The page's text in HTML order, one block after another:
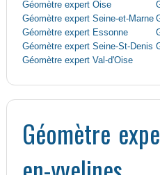
Géomètre expert Oise
Géomètre expert Seine-et-Marne
Géomètre expert Essonne
Géomètre expert Seine-St-Denis
Géomètre expert Val-d'Oise
Géomètre